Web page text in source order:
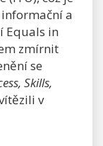
a
Equals in
zmírnit
se
Skills,
v